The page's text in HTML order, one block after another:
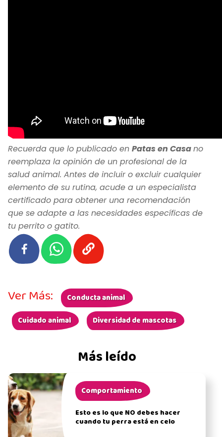
Recuerda que lo publicado en Patas en Casano
reemplaza la opinión de un profesional de la
salud animal. Antes de incluir o excluir cualquier
elemento de su rutina, acude a un especialista
certificado para obtener una recomendación
que se adapte a las necesidades específicas de
tu perrito o gatito.
Más leído
Comportamiento
Esto es lo que NO debes hacer
cuando tu perra está en celo
Ver Más:
Conducta animal
Cuidado animal
Diversidad de mascotas